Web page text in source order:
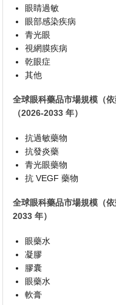
眼睛過敏
眼部感染疾病
青光眼
視網膜疾病
乾眼症
其他
全球眼科藥品市場規模（
（2026-2033 年）
抗過敏藥物
抗發炎藥
青光眼藥物
抗 VEGF 藥物
全球眼科藥品市場規模（
2033 年）
眼藥水
凝膠
膠囊
眼藥水
軟膏